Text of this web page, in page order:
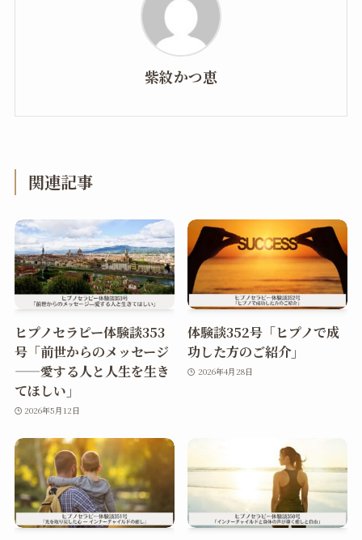
紫紋かつ恵
関連記事
ヒプノセラピー体験談353
号「前世からのメッセージ
——愛する人と人生を生き
てほしい」
2026年5月12日
体験談352号「ヒプノで成
功した方のご紹介」
2026年4月28日